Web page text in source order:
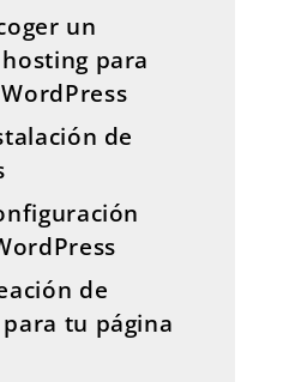
un
para
de
de
tu página